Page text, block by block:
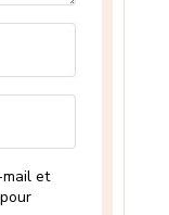
mail et